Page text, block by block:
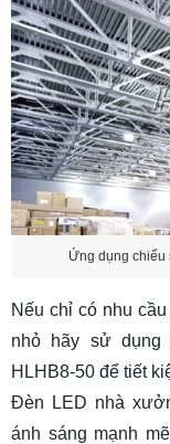
Ứng dụng chiếu
Nếu chỉ có nhu
nhỏ hãy sử dụng
HLHB8-50 để tiết
Đèn LED nhà
ánh sáng mạnh